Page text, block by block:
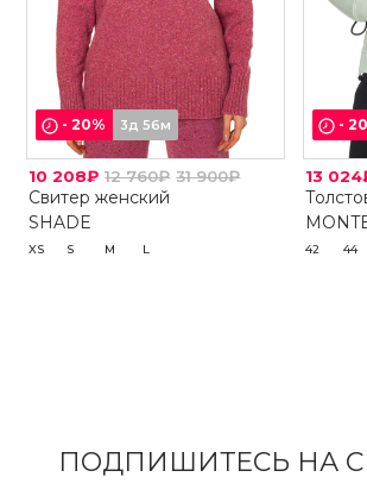
-20% 3д 56м
10 208₽ 12 760₽ 31 900₽
Свитер женский
SHADE
XS S M L
-20
13
42 44
ПОДПИШИТЕСЬ НА